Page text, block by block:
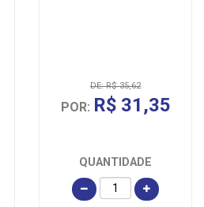
DE: R$ 35,62
POR: R$ 31,35
QUANTIDADE